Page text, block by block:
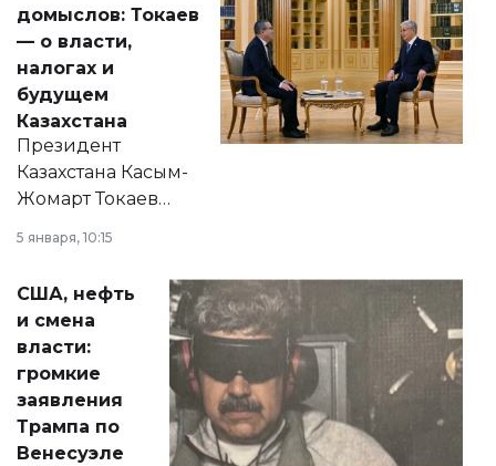
домыслов: Токаев
— о власти,
налогах и
будущем
Казахстана
Президент
Казахстана Касым-
Жомарт Токаев
сразу несколько
актуальных тем —
от слухов о
политических
реформах до
вопросов армии,
экономики и
личного здоровья.
5 января, 10:15
США, нефть
и смена
власти:
громкие
заявления
Трампа по
Венесуэле